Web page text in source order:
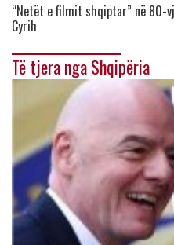
“Netët e filmit shqiptar” në
Cyrih
Të tjera nga Shqipëria